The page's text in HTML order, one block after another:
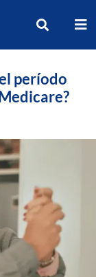
período